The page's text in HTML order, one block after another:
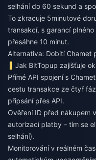
selhání do 60 sekund a
To zkracuje 5minutové
transakcí, s garancí
přesáhne 10 minut.
Alternativa: Dobití Chamet
Jak BitTopup zajišťuje
Přímé API spojení s
cestu transakce ze čtyř
připsání přes API.
Ověření ID před nákupem
autorizací platby – tím se
selhání).
Monitorování v reálném